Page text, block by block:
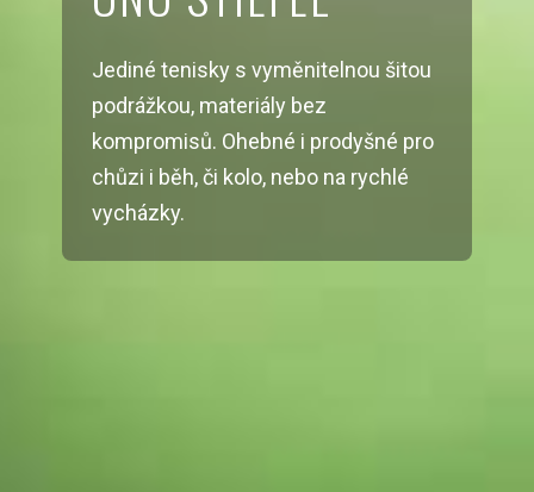
Jediné tenisky s vyměnitelnou šitou
podrážkou, materiály bez
kompromisů. Ohebné i prodyšné pro
chůzi i běh, či kolo, nebo na rychlé
vycházky.